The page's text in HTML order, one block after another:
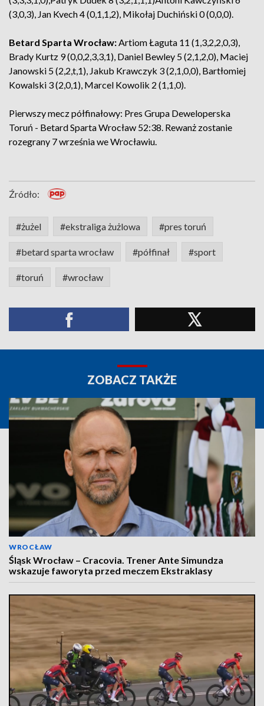
(3,0,3), Jan Kvech 4 (0,1,1,2), Mikołaj Duchiński 0 (0,0,0).
Betard Sparta Wrocław:Artiom Łaguta 11 (1,3,2,2,0,3),
Brady Kurtz 9 (0,0,2,3,3,1), Daniel Bewley 5 (2,1,2,0), Maciej
Janowski 5 (2,2,t,1), Jakub Krawczyk 3 (2,1,0,0), Bartłomiej
Kowalski 3 (2,0,1), Marcel Kowolik 2 (1,1,0).
Pierwszy mecz półfinałowy: Pres Grupa Deweloperska
Toruń - Betard Sparta Wrocław 52:38. Rewanż zostanie
rozegrany 7 września we Wrocławiu.
Źródło:
#żużel #ekstraliga żużlowa #pres toruń
#betard sparta wrocław #półfinał #sport
#toruń #wrocław
ZOBACZ TAKŻE
WROCŁAW
Śląsk Wrocław – Cracovia. Trener Ante Simundza
wskazuje faworyta przed meczem Ekstraklasy